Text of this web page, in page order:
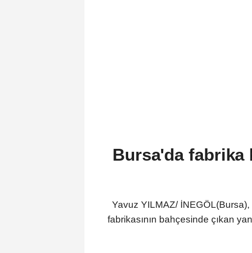
Bursa'da fabrika
Yavuz YILMAZ/
fabrikasının bahçesinde çıkan